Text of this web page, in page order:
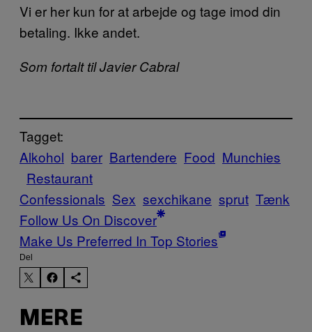
Vi er her kun for at arbejde og tage imod din
betaling. Ikke andet.
Som fortalt til Javier Cabral
Tagget:
Alkohol barer Bartendere Food Munchies
Restaurant
Confessionals Sex sexchikane sprut Tænk
Follow Us On Discover
Make Us Preferred In Top Stories
Del
MERE